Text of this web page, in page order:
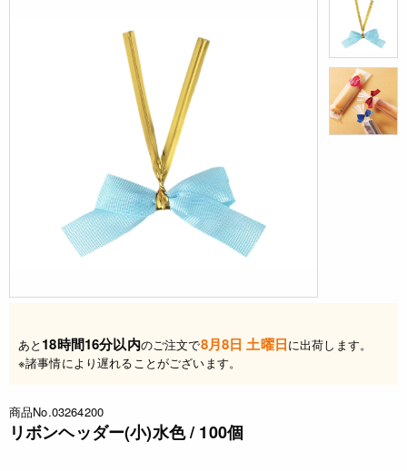
あと 18時間16分以内のご注文で8月8日 土曜日に出荷します。
※諸事情により遅れることがございます。
商品No.03264200
リボンヘッダー(小)水色 / 100個